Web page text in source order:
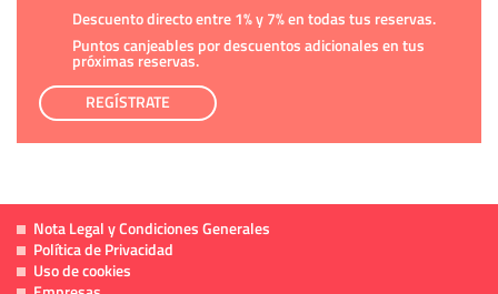
Descuento directo entre 1% y 7% en todas tus reservas.
Puntos canjeables por descuentos adicionales en tus
próximas reservas.
REGÍSTRATE
Nota Legal y Condiciones Generales
Política de Privacidad
Uso de cookies